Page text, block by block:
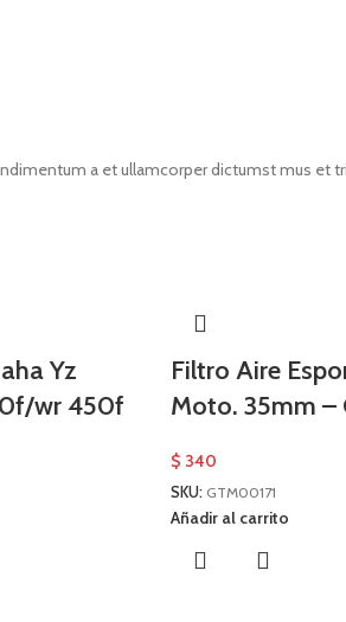
a et ullamcorper dictumst mus et
Yz
wr 450f
Filtro Aire
Moto. 35mm –
$ 340
SKU: GTM00171
Añadir al carrito